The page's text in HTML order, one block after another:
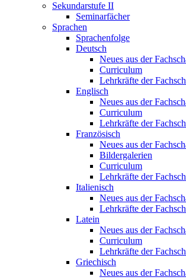
Sekundarstufe II
Seminarfächer
Sprachen
Sprachenfolge
Deutsch
Neues aus der
Curriculum
Lehrkräfte der
Englisch
Neues aus der
Curriculum
Lehrkräfte der
Französisch
Neues aus der
Bildergalerien
Curriculum
Lehrkräfte der
Italienisch
Neues aus der
Lehrkräfte der
Latein
Neues aus der
Curriculum
Lehrkräfte der
Griechisch
Neues aus der